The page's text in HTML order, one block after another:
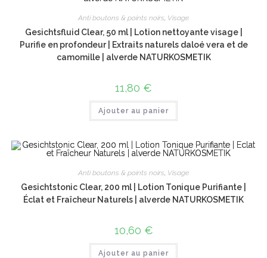
Anti boutons & points noirs, Visage
Gesichtsfluid Clear, 50 ml | Lotion nettoyante visage |
Purifie en profondeur | Extraits naturels daloé vera et de
camomille | alverde NATURKOSMETIK
11,80 €
Ajouter au panier
Anti boutons & points noirs Visage
Gesichtstonic Clear, 200 ml | Lotion Tonique Purifiante |
Éclat et Fraîcheur Naturels | alverde NATURKOSMETIK
10,60 €
Ajouter au panier